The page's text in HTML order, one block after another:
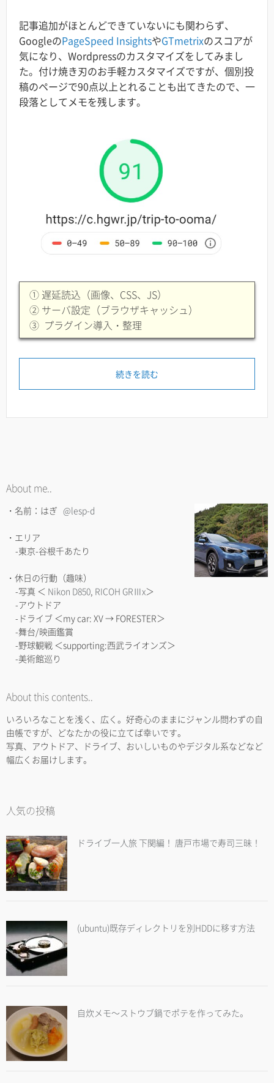
記事追加がほとんどできていないにも関わらず、
GoogleのPageSpeed InsightsやGTmetrixのスコアが
気になり、Wordpressのカスタマイズをしてみまし
た。付け焼き刃のお手軽カスタマイズですが、個別投
稿のページで90点以上とれることも出てきたので、一
段落としてメモを残します。
① 遅延読込（画像、CSS、JS）
② サーバ設定（ブラウザキャッシュ）
③ プラグイン導入・整理
続きを読む
About me..
・名前：はぎ @lesp-d
・エリア
-東京-谷根千あたり
・休日の行動（趣味）
-写真 ＜ Nikon D850, RICOH GRⅢx＞
-アウトドア
-ドライブ ＜my car: XV → FORESTER＞
-舞台/映画鑑賞
-野球観戦 ＜supporting:西武ライオンズ＞
-美術館巡り
About this contents..
いろいろなことを浅く、広く。好奇心のままにジャンル問わずの自
由帳ですが、どなたかの役に立てば幸いです。
写真、アウトドア、ドライブ、おいしいものやデジタル系などなど
幅広くお届けします。
人気の投稿
ドライブ一人旅 下関編！ 唐戸市場で寿司三昧！
(ubuntu)既存ディレクトリを別HDDに移す方法
自炊メモ～ストウブ鍋でポテを作ってみた。